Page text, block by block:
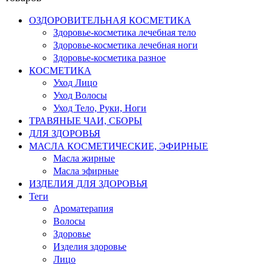
ОЗДОРОВИТЕЛЬНАЯ КОСМЕТИКА
Здоровье-косметика лечебная тело
Здоровье-косметика лечебная ноги
Здоровье-косметика разное
КОСМЕТИКА
Уход Лицо
Уход Волосы
Уход Тело, Руки, Ноги
ТРАВЯНЫЕ ЧАИ, СБОРЫ
ДЛЯ ЗДОРОВЬЯ
МАСЛА КОСМЕТИЧЕСКИЕ, ЭФИРНЫЕ
Масла жирные
Масла эфирные
ИЗДЕЛИЯ ДЛЯ ЗДОРОВЬЯ
Теги
Ароматерапия
Волосы
Здоровье
Изделия здоровье
Лицо